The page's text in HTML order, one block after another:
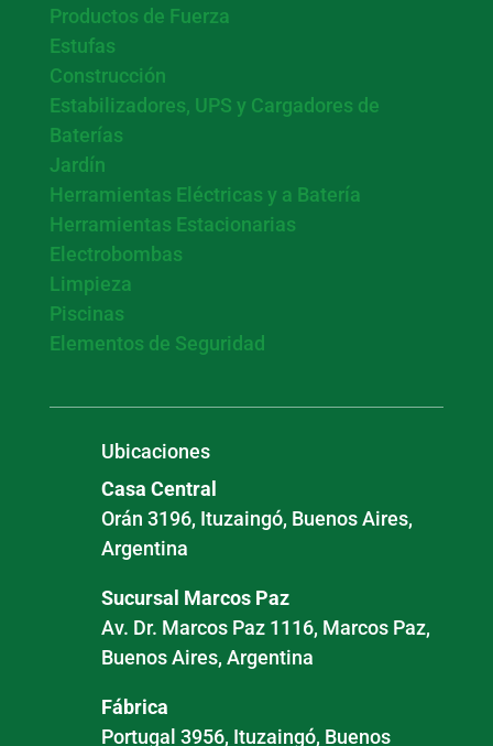
Productos de Fuerza
Estufas
Construcción
Estabilizadores, UPS y Cargadores de
Baterías
Jardín
Herramientas Eléctricas y a Batería
Herramientas Estacionarias
Electrobombas
Limpieza
Piscinas
Elementos de Seguridad
Ubicaciones
Casa Central
Orán 3196, Ituzaingó, Buenos Aires,
Argentina
Sucursal Marcos Paz
Av. Dr. Marcos Paz 1116, Marcos Paz,
Buenos Aires, Argentina
Fábrica
Portugal 3956, Ituzaingó, Buenos